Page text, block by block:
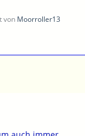
von Moorroller13